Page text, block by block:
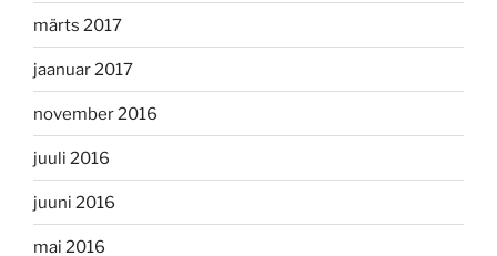
märts 2017
jaanuar 2017
november 2016
juuli 2016
juuni 2016
mai 2016